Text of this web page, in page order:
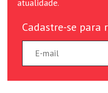
atualidade.
Cadastre-se para